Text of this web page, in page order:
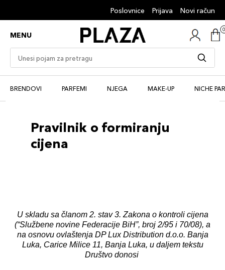
Poslovnice Prijava Novi račun
MENU
BRENDOVI PARFEMI NJEGA MAKE-UP NICHE
Pravilnik o formiranju
cijena
U skladu sa članom 2. stav 3. Zakona o kontroli cijena
(“Službene novine Federacije BiH”, broj 2/95 i 70/08), a
na osnovu ovlaštenja DP Lux Distribution d.o.o. Banja
Luka, Carice Milice 11, Banja Luka, u daljem tekstu
Društvo donosi